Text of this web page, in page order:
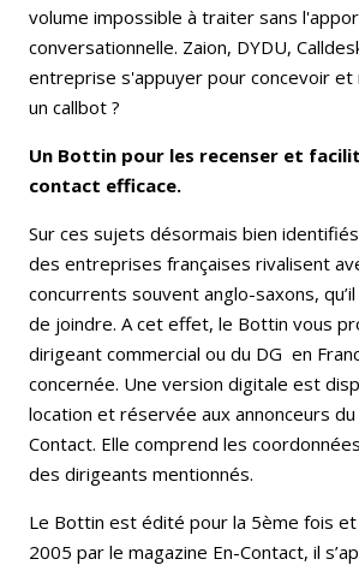
volume impossible à traiter sans
conversationnelle. Zaion, DYDU,
entreprise s'appuyer pour concevoir
un callbot ?
Un Bottin pour les recenser et
contact efficace.
Sur ces sujets désormais bien
des entreprises françaises rivalisent
concurrents souvent anglo-saxons,
de joindre. A cet effet, le Bottin vous
dirigeant commercial ou du DG en
concernée. Une version digitale est
location et réservée aux annonceurs du
Contact. Elle comprend les
des dirigeants mentionnés.
Le Bottin est édité pour la 5ème fois
2005 par le magazine En-Contact, il